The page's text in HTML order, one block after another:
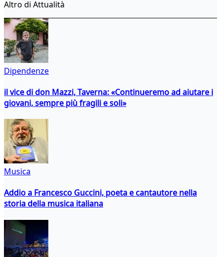
Altro di Attualità
Dipendenze
il vice di don Mazzi, Taverna: «Continueremo ad aiutare i
giovani, sempre più fragili e soli»
Musica
Addio a Francesco Guccini, poeta e cantautore nella
storia della musica italiana